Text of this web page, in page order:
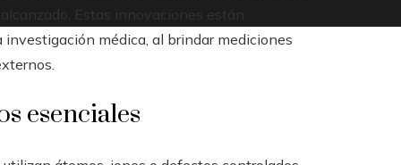
Estas innovaciones están
médica, al brindar mediciones
esenciales